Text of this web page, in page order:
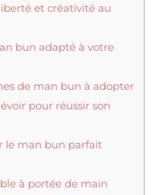
et créativité au
bun adapté à votre
de man bun à adopter
pour réussir son
le man bun parfait
à portée de main